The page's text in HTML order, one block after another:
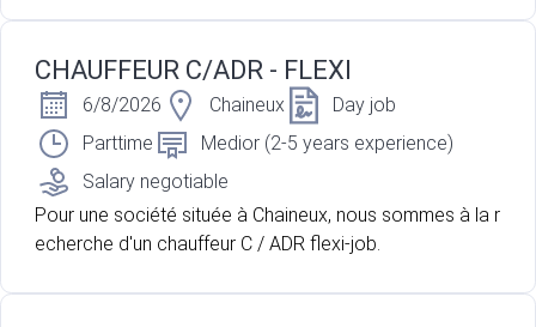
active sur des projets techniques variés ? Cette opport
unité pourrait vous correspondre.
CHAUFFEUR C/ADR - FLEXI
6/8/2026 Chaineux
Day job
Parttime
Medior (2-5 years experience)
Salary negotiable
Pour une société située à Chaineux, nous sommes à la r
echerche d'un chauffeur C / ADR flexi-job.